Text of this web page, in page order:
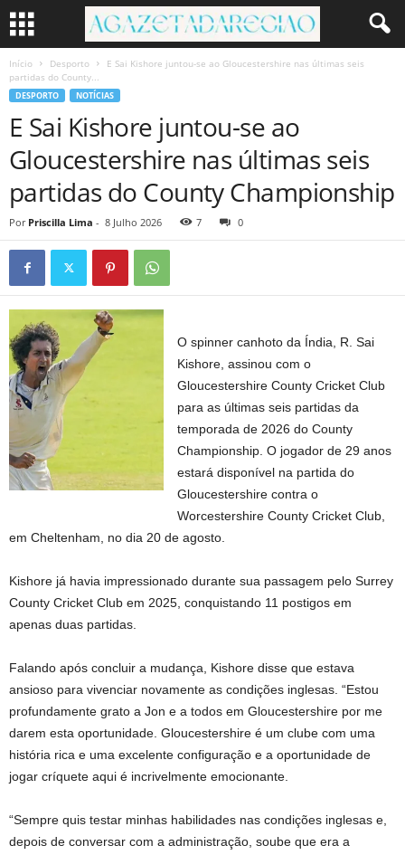
Início Desporto
E Sai Kishore juntou-se ao Gloucestershire nas últimas seis
partidas do County...
DESPORTO NOTÍCIAS
E Sai Kishore juntou-se ao
Gloucestershire nas últimas seis
partidas do County Championship
Por Priscilla Lima - 8 Julho 2026 7 0
O spinner canhoto da Índia, R. Sai
Kishore, assinou com o
Gloucestershire County Cricket Club
para as últimas seis partidas da
temporada de 2026 do County
Championship. O jogador de 29 anos
estará disponível na partida do
Gloucestershire contra o
Worcestershire County Cricket Club,
em Cheltenham, no dia 20 de agosto.
Kishore já havia impressionado durante sua passagem pelo Surrey
County Cricket Club em 2025, conquistando 11 postigos em
apenas duas partidas.
Falando após concluir a mudança, Kishore disse que estava
ansioso para vivenciar novamente as condições inglesas. “Estou
profundamente grato a Jon e a todos em Gloucestershire por me
darem esta oportunidade. Gloucestershire é um clube com uma
história rica e uma excelente configuração e a oportunidade de
jogar críquete aqui é incrivelmente emocionante.
“Sempre quis testar minhas habilidades nas condições inglesas e,
depois de conversar com a administração, soube que era a